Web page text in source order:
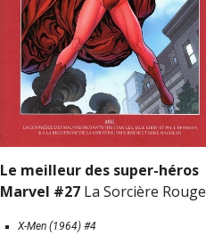
Le meilleur des super-héros
Marvel #27 La Sorcière Rouge
X-Men (1964) #4